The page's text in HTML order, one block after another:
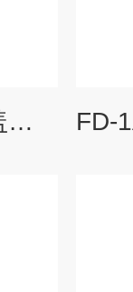
FD-1B-50川宏仪器压盖型冷冻干燥机小型冻干机